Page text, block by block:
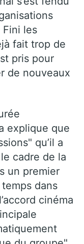
les
fait trop de
pris pour
de nouveaux
explique que
qu’il a
cadre de la
un premier
dans
cinéma